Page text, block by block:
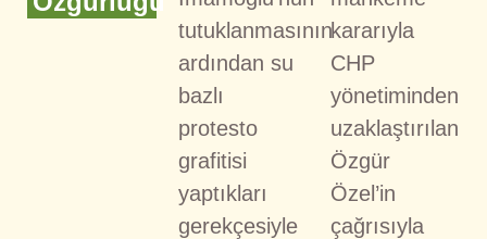
tutuklanmasının
ardından su
bazlı
protesto
grafitisi
yaptıkları
gerekçesiyle
kararıyla
CHP
yönetiminden
uzaklaştırılan
Özgür
Özel’in
çağrısıyla